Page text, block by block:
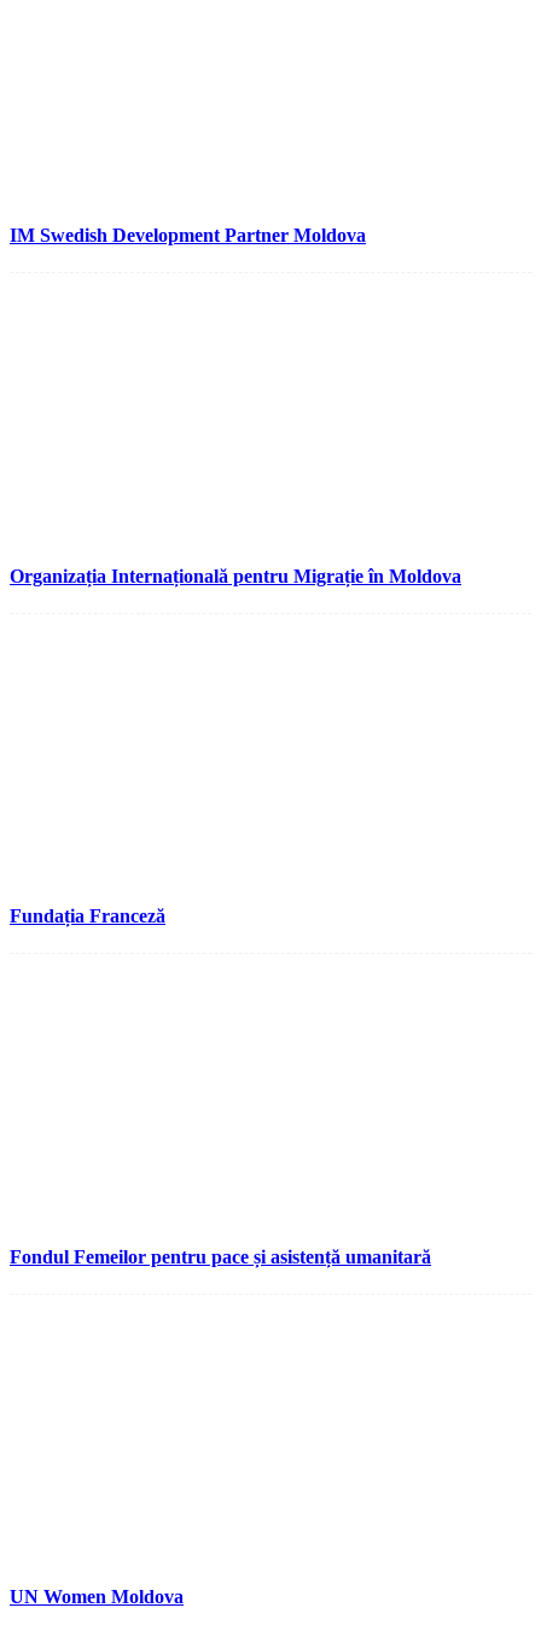
IM Swedish Development Partner Moldova
Organizația Internațională pentru Migrație în Moldova
Fundația Franceză
Fondul Femeilor pentru pace și asistență umanitară
UN Women Moldova